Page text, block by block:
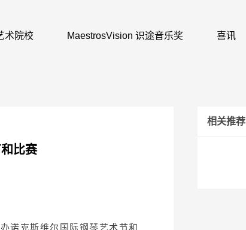
术院校 MaestrosVision 识途音乐奖 喜讯
比赛
诺克斯维尔国际钢琴艺术节和
相关推荐